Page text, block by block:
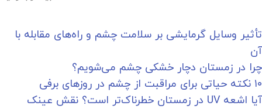
تأثیر وسایل گرمایشی بر سلامت چشم و راه‌های مقابله با
آن
چرا در زمستان دچار خشکی چشم می‌شویم؟
۱۰ نکته حیاتی برای مراقبت از چشم در روزهای برفی
آیا اشعه UV در زمستان خطرناک‌تر است؟ نقش عینک